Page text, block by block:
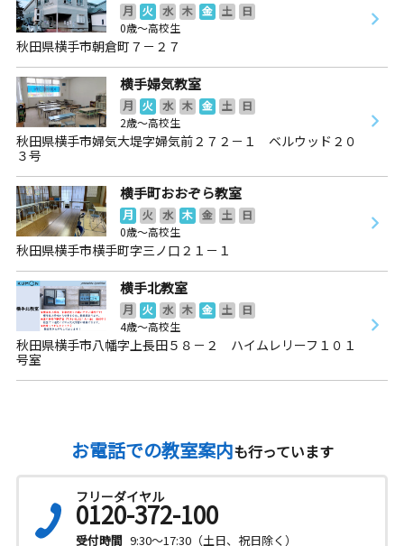
月 火 水 木 金 土
日
0歳～高校生
秋田県横手市朝倉町７－２７
横手婦気教室
月 火 水 木 金 土
日
2歳～高校生
秋田県横手市婦気大堤字婦気前２７２－１ ベルウッド２０
３号
横手町おおぞら教室
月 火 水 木 金 土
日
0歳～高校生
秋田県横手市横手町字三ノ口２１－１
横手北教室
月 火 水 木 金 土
日
4歳～高校生
秋田県横手市八幡字上長田５８－２ ハイムレリーフ１０１
号室
お電話での教室案内も行っています
フリーダイヤル
0120-372-100
受付時間 9:30～17:30（土日、祝日除く）